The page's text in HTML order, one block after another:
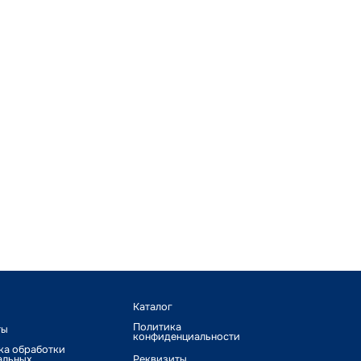
обработки
Каталог
Политика
конфиденциальности